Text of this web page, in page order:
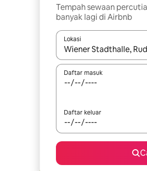
Tempah sewaan
banyak lagi di Airbnb
Lokasi
Apabila hasil tersedia,
Daftar masuk
Daftar keluar